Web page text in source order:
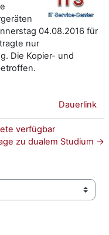
04.08.2016 für
nur
Die Kopier- und
Dauerlink
verfügbar
zu dualem Studium →